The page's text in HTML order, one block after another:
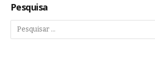
Pesquisa